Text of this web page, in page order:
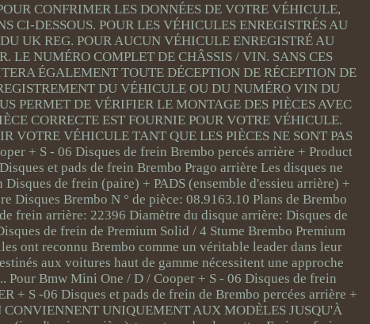
CONFRIMER LES DONNÉES DE VOTRE VÉHICULE,
CI-DESSOUS. POUR LES VÉHICULES ENREGISTRÉS AU
UK REG. POUR AUCUN VÉHICULE ENREGISTRÉ AU
LE NUMÉRO COMPLET DE CHÂSSIS / VIN. SANS CES
ÉGALEMENT TOUTE DÉCEPTION DE RÉCEPTION DE
DU VÉHICULE OU DU NUMÉRO VIN DU
PERMET DE VÉRIFIER LE MONTAGE DES PIÈCES AVEC
CORRECTE EST FOURNIE POUR VOTRE VÉHICULE.
VOTRE VÉHICULE TANT QUE LES PIÈCES NE SONT PAS
+ S - 06 Disques de frein Brembo percés arrière + Product
et pads de frein Brembo Prago arrière Les disques ne
de frein (paire) + PADS (ensemble d'essieu arrière) +
Brembo N ° de pièce: 08.9163.10 Plans de Brembo
frein arrière: 22396 Diamètre du disque arrière: Disques de
de frein de Premium Solid / 4 Stume Brembo Premium
ont reconnu Brembo comme un véritable leader dans leur
aux voitures haut de gamme nécessitent une approche
Pour Bmw Mini One / D / Cooper + S - 06 Disques de frein
+ S -06 Disques et pads de frein de Brembo percées arrière +
UNIQUEMENT AUX MODÈLES JUSQU'À